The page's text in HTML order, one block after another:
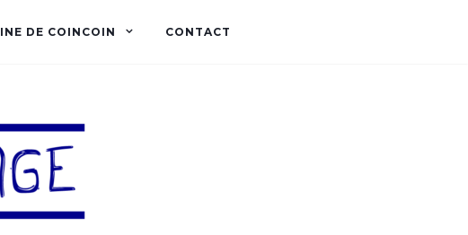
DE COINCOIN CONTACT